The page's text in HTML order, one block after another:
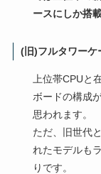
ースにしか搭
(旧)フルタワーケ
上位帯CPUと
ボードの構成
思われます。
ただ、旧世代
れたモデルも
りです。